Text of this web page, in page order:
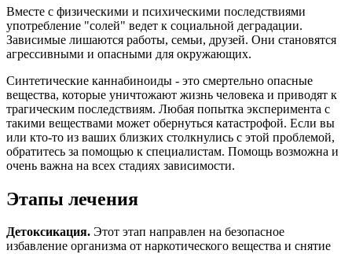
Вместе с физическими и психическими последствиями
употребление "солей" ведет к социальной деградации.
Зависимые лишаются работы, семьи, друзей. Они становятся
агрессивными и опасными для окружающих.
Синтетические каннабиноиды - это смертельно опасные
вещества, которые уничтожают жизнь человека и приводят к
трагическим последствиям. Любая попытка эксперимента с
такими веществами может обернуться катастрофой. Если вы
или кто-то из ваших близких столкнулись с этой проблемой,
обратитесь за помощью к специалистам. Помощь возможна и
очень важна на всех стадиях зависимости.
Этапы лечения
Детоксикация. Этот этап направлен на безопасное
избавление организма от наркотического вещества и снятие